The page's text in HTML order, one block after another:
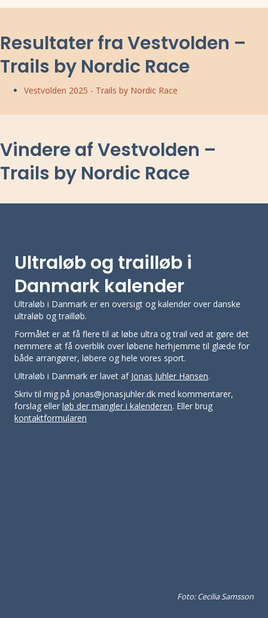
Resultater fra Vestvolden –
Trails by Nordic Race
Vestvolden 2025 - Trails by Nordic Race
Vindere af Vestvolden –
Trails by Nordic Race
Ultraløb og trailløb i
Danmark kalender
Ultraløb i Danmark er en oversigt og kalender over danske
ultraløb og trailløb.
Formålet er at få flere til at løbe ultra og trail ved at gøre det
nemmere at få overblik over løbene herhjemme til glæde for
både arrangører, løbere og hele vores sport.
Ultraløb i Danmark er lavet af Jonas Juhler Hansen.
Skriv til mig på jonas@jonasjuhler.dk med kommentarer,
forslag eller løb der mangler i kalenderen. Eller brug
kontaktformularen
Foto: Cecilia Samsson